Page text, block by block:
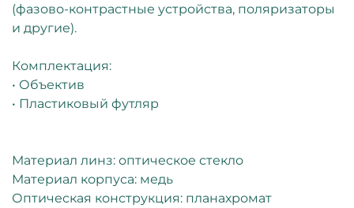
(фазово-контрастные устройства, поляризаторы
и другие).
Комплектация:
• Объектив
• Пластиковый футляр
Материал линз: оптическое стекло
Материал корпуса: медь
Оптическая конструкция: планахромат